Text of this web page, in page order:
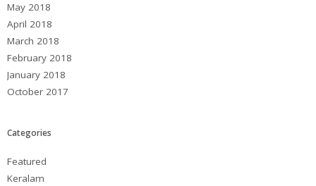
May 2018
April 2018
March 2018
February 2018
January 2018
October 2017
Categories
Featured
Keralam